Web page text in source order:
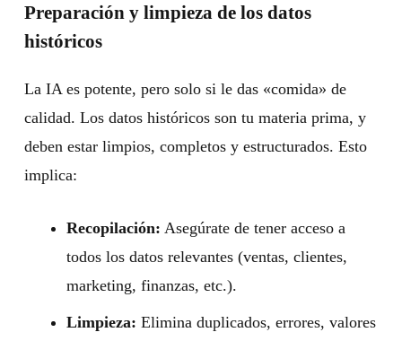
Preparación y limpieza de los datos
históricos
La IA es potente, pero solo si le das «comida» de
calidad. Los datos históricos son tu materia prima, y
deben estar limpios, completos y estructurados. Esto
implica:
Recopilación: Asegúrate de tener acceso a
todos los datos relevantes (ventas, clientes,
marketing, finanzas, etc.).
Limpieza: Elimina duplicados, errores, valores